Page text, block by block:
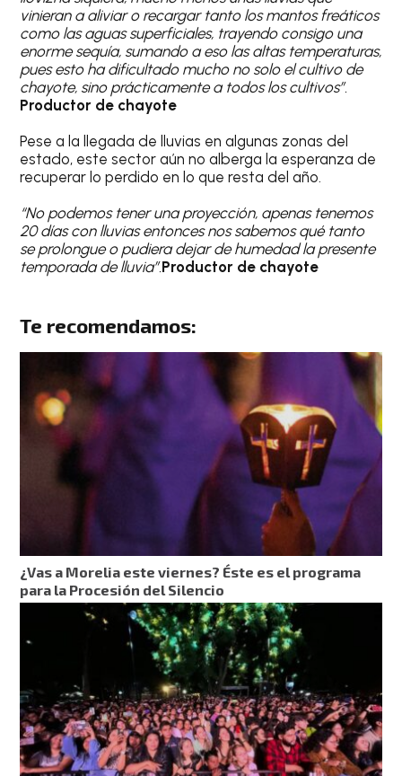
vinieran a aliviar o recargar tanto los mantos freáticos
como las aguas superficiales, trayendo consigo una
enorme sequía, sumando a eso las altas temperaturas,
pues esto ha dificultado mucho no solo el cultivo de
chayote, sino prácticamente a todos los cultivos”.
Productor de chayote
Pese a la llegada de lluvias en algunas zonas del
estado, este sector aún no alberga la esperanza de
recuperar lo perdido en lo que resta del año.
“No podemos tener una proyección, apenas tenemos
20 días con lluvias entonces nos sabemos qué tanto
se prolongue o pudiera dejar de humedad la presente
temporada de lluvia”.Productor de chayote
Te recomendamos:
¿Vas a Morelia este viernes? Éste es el programa
para la Procesión del Silencio